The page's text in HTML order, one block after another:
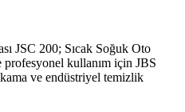
JSC 200; Sıcak Soğuk Oto
kullanım için JBS
ve endüstriyel temizlik